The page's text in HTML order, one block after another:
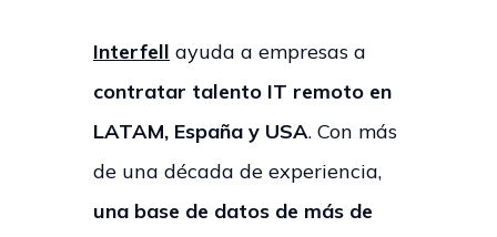
Interfell ayuda a empresas a
contratar talento IT remoto en
LATAM, España y USA. Con más
de una década de experiencia,
una base de datos de más de